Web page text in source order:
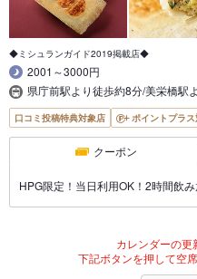
◆ミシュランガイド2019掲載店◆
2001～3000円
県庁前駅より徒歩約8分/美栄橋駅
口コミ投稿特典対象店 ポイントプラ
クーポン
HPG限定！当日利用OK！2時間飲
カレンダーの更
下記ボタンを押して空